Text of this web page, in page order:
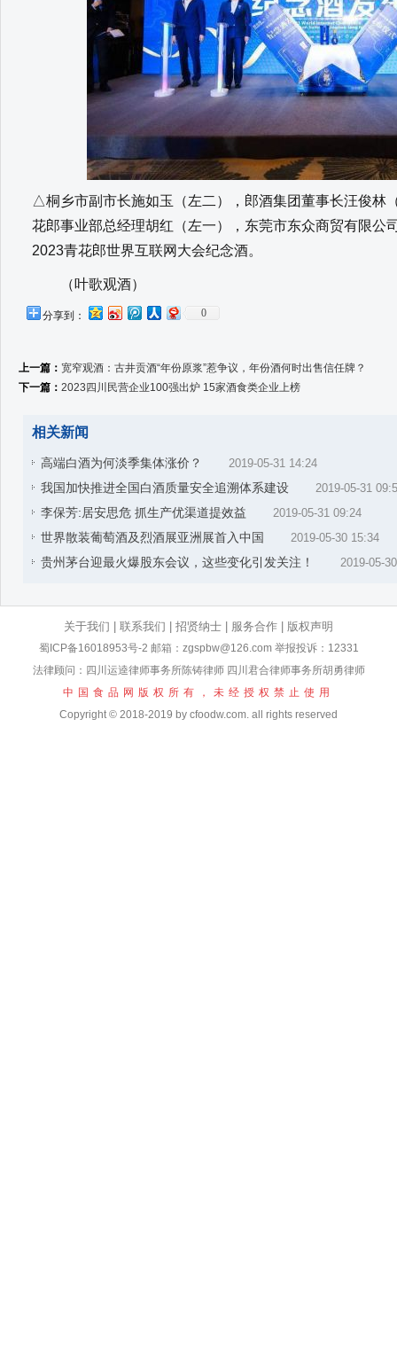
△桐乡市副市长施如玉（左二），郎酒集团董事长汪俊林
花郎事业部总经理胡红（左一），东莞市东众商贸有限公
2023青花郎世界互联网大会纪念酒。
（叶歌观酒）
分享到： 0
上一篇： 宽窄观酒：古井贡酒“年份原浆”惹争议，年份酒何时出售信任牌？
下一篇： 2023四川民营企业100强出炉 15家酒食类企业上榜
相关新闻
高端白酒为何淡季集体涨价？ 2019-05-31 14:24
我国加快推进全国白酒质量安全追溯体系建设 2019-05-31
李保芳:居安思危 抓生产优渠道提效益 2019-05-31 09:24
世界散装葡萄酒及烈酒展亚洲展首入中国 2019-05-30 15:34
贵州茅台迎最火爆股东会议，这些变化引发关注！ 2019-05-
关于我们 联系我们 招贤纳士 服务合作 版权声明
蜀ICP备16018953号-2 邮箱：zgspbw@126.com 举报投诉：12331
法律顾问：四川运逵律师事务所陈铸律师 四川君合律师事务所胡勇律师
中国食品网版权所有，未经授权禁止使用
Copyright © 2018-2019 by cfoodw.com. all rights reserved